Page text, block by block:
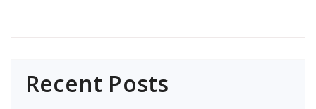
Recent Posts